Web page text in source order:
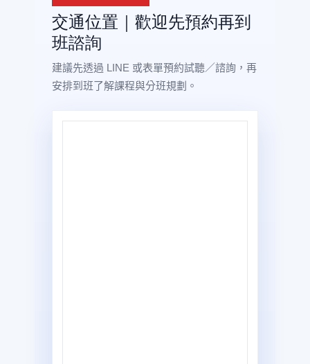
交通位置｜歡迎先預約再到
班諮詢
建議先透過 LINE 或表單預約試聽／諮詢，再
安排到班了解課程與分班規劃。